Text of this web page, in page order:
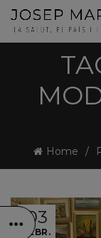
Home
03
FEBR.